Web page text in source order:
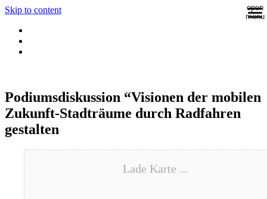
Skip to content
open
menu
Podiumsdiskussion “Visionen der mobilen
Zukunft-Stadträume durch Radfahren
gestalten
Lade Karte ...